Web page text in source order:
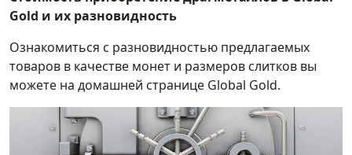
Gold и их разновидность
Ознакомиться с разновидностью предлагаемых
товаров в качестве монет и размеров слитков вы
можете на домашней странице Global Gold.